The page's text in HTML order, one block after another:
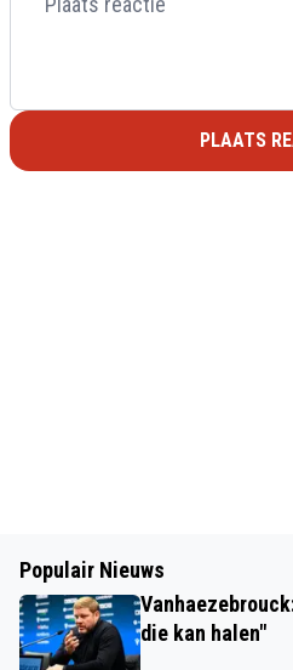
PLAATS
Populair Nieuws
die kan halen"